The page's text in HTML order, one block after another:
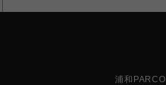
浦和PARCO